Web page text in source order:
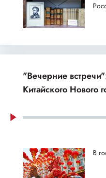
"Вечерние
Китайского Нового
В